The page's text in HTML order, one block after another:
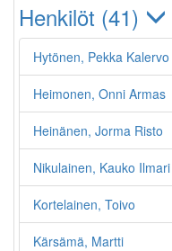
Henkilöt (41)
Hytönen, Pekka Kalervo
Heimonen, Onni Armas
Heinänen, Jorma Risto
Nikulainen, Kauko Ilmari
Kortelainen, Toivo
Kärsämä, Martti